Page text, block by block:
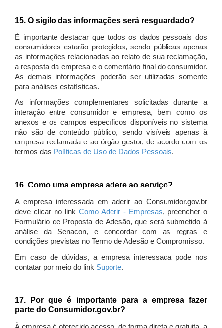
15. O sigilo das informações será resguardado?
É importante destacar que todos os dados pessoais dos
consumidores estarão protegidos, sendo públicas apenas
as informações relacionadas ao relato de sua reclamação,
a resposta da empresa e o comentário final do consumidor.
As demais informações poderão ser utilizadas somente
para análises estatísticas.
As informações complementares solicitadas durante a
interação entre consumidor e empresa, bem como os
anexos e os campos específicos disponíveis no sistema
não são de conteúdo público, sendo visíveis apenas à
empresa reclamada e ao órgão gestor, de acordo com os
termos das Políticas de Uso de Dados Pessoais.
16. Como uma empresa adere ao serviço?
A empresa interessada em aderir ao Consumidor.gov.br
deve clicar no link Como Aderir - Empresas, preencher o
Formulário de Proposta de Adesão, que será submetido à
análise da Senacon, e concordar com as regras e
condições previstas no Termo de Adesão e Compromisso.
Em caso de dúvidas, a empresa interessada pode nos
contatar por meio do link Suporte.
17. Por que é importante para a empresa fazer
parte do Consumidor.gov.br?